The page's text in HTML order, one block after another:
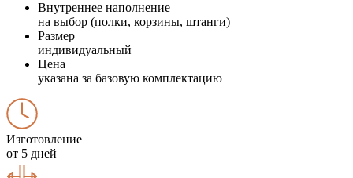
Внутреннее наполнение
на выбор (полки, корзины, штанги)
Размер
индивидуальный
Цена
указана за базовую комплектацию
Изготовление
от 5 дней